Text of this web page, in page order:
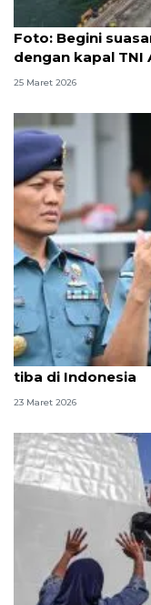
Foto
Foto: Begini
dengan kapal TNI
25 Maret 2026
Kapal perang baru
tiba di Indonesia
23 Maret 2026